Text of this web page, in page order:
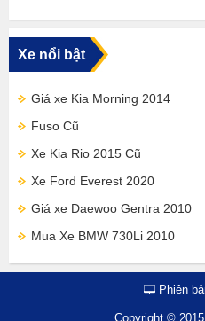
Xe nổi bật
Giá xe Kia Morning 2014
Fuso Cũ
Xe Kia Rio 2015 Cũ
Xe Ford Everest 2020
Giá xe Daewoo Gentra 2010
Mua Xe BMW 730Li 2010
Phiên
Copyright ©